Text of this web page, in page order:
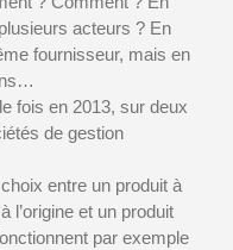
acteurs ? En
fournisseur, mais en
fois en 2013, sur deux
de gestion
entre un produit à
l’origine et un produit
par exemple